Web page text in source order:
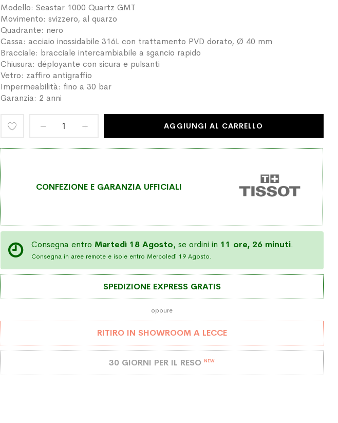
Modello: Seastar 1000 Quartz GMT
Movimento: svizzero, al quarzo
Quadrante: nero
Cassa: acciaio inossidabile 316L con trattamento PVD dorato, Ø 40 mm
Bracciale: bracciale intercambiabile a sgancio rapido
Chiusura: déployante con sicura e pulsanti
Vetro: zaffiro antigraffio
Impermeabilità: fino a 30 bar
Garanzia: 2 anni
Aggiungi
alla
AGGIUNGI AL CARRELLO
CONFEZIONE E GARANZIA UFFICIALI
Consegna entro Martedì 18 Agosto, se ordini in 11 ore, 26 minuti.
Consegna in aree remote e isole entro Mercoledì 19 Agosto.
SPEDIZIONE EXPRESS GRATIS
oppure
RITIRO IN SHOWROOM A LECCE
30 GIORNI PER IL RESO NEW